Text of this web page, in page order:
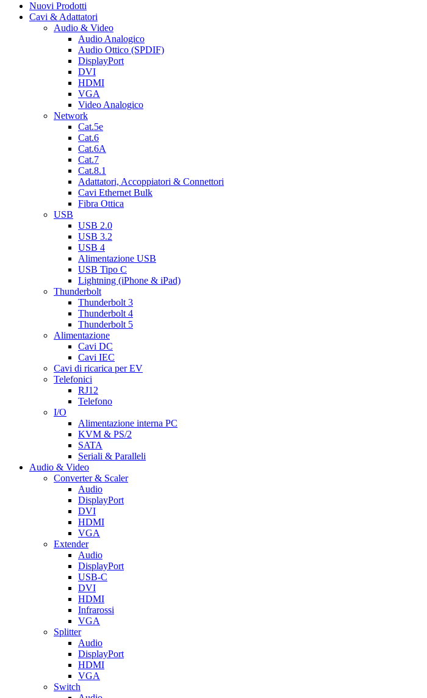
Nuovi Prodotti
Cavi & Adattatori
Audio & Video
Audio Analogico
Audio Ottico (SPDIF)
DisplayPort
DVI
HDMI
VGA
Video Analogico
Network
Cat.5e
Cat.6
Cat.6A
Cat.7
Cat.8.1
Adattatori, Accoppiatori & Connettori
Cavi Ethernet Bulk
Fibra Ottica
USB
USB 2.0
USB 3.2
USB 4
Alimentazione USB
USB Tipo C
Lightning (iPhone & iPad)
Thunderbolt
Thunderbolt 3
Thunderbolt 4
Thunderbolt 5
Alimentazione
Cavi DC
Cavi IEC
Cavi di ricarica per EV
Telefonici
RJ12
Telefono
I/O
Alimentazione interna PC
KVM & PS/2
SATA
Seriali & Paralleli
Audio & Video
Converter & Scaler
Audio
DisplayPort
DVI
HDMI
VGA
Extender
Audio
DisplayPort
USB-C
DVI
HDMI
Infrarossi
VGA
Splitter
Audio
DisplayPort
HDMI
VGA
Switch